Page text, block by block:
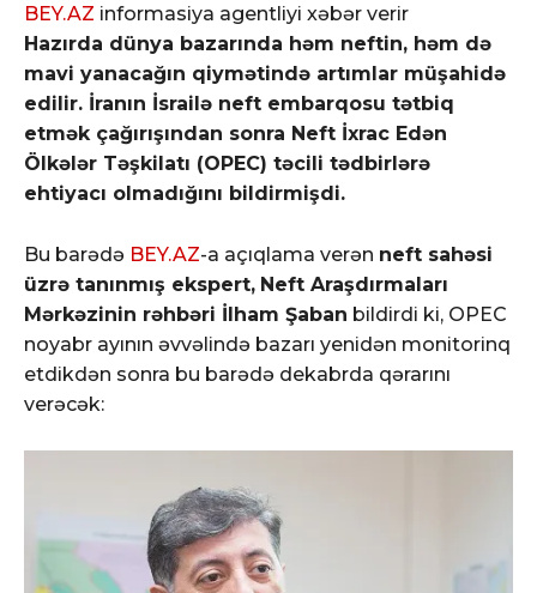
BEY.AZ informasiya agentliyi xəbər verir
Hazırda dünya bazarında həm neftin, həm də
mavi yanacağın qiymətində artımlar müşahidə
edilir. İranın İsrailə neft embarqosu tətbiq
etmək çağırışından sonra Neft İxrac Edən
Ölkələr Təşkilatı (OPEC) təcili tədbirlərə
ehtiyacı olmadığını bildirmişdi.
Bu barədə BEY.AZ-a açıqlama verən neft sahəsi
üzrə tanınmış ekspert, Neft Araşdırmaları
Mərkəzinin rəhbəri İlham Şaban bildirdi ki, OPEC
noyabr ayının əvvəlində bazarı yenidən monitorinq
etdikdən sonra bu barədə dekabrda qərarını
verəcək: